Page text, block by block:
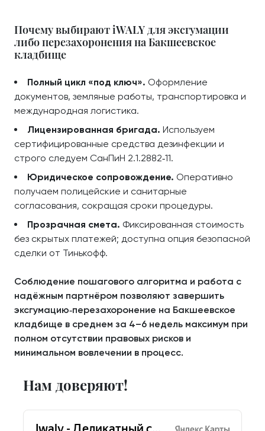
Почему выбирают iWALY для эксгумации
либо перезахоронения на Бакшеевское
кладбище
Полный цикл «под ключ». Оформление
документов, земляные работы, транспортировка и
международная логистика.
Лицензированная бригада. Используем
сертифицированные средства дезинфекции и
строго следуем СанПиН 2.1.2882‑11.
Юридическое сопровождение. Оперативно
получаем полицейские и санитарные
согласования, сокращая сроки процедуры.
Прозрачная смета. Фиксированная стоимость
без скрытых платежей; доступна опция безопасной
сделки от Тинькофф.
Соблюдение пошагового алгоритма и работа с
надёжным партнёром позволяют завершить
эксгумацию‑перезахоронение на Бакшеевское
кладбище в среднем за 4–6 недель максимум при
полном отсутствии правовых рисков и
минимальном вовлечении в процесс.
Нам доверяют!